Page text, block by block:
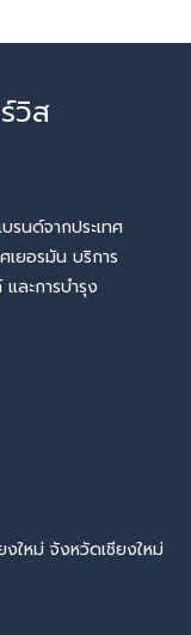
วิส
รนด์จากประเทศ
เยอรมัน บริการ
ะการบำรุง
ใหม่ จังหวัดเชียงใหม่